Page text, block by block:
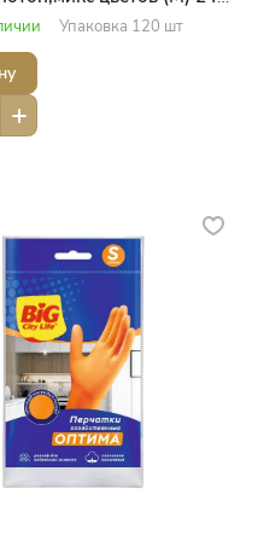
принадлежности
Упаковка 120 шт